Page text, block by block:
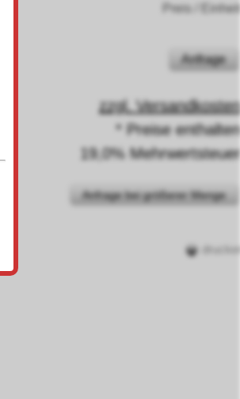
Preis / Einheit
Anfrage
zzgl. Versandkosten
* Preise enthalten
19,0% Mehrwertsteuer
Anfrage bei größerer Menge